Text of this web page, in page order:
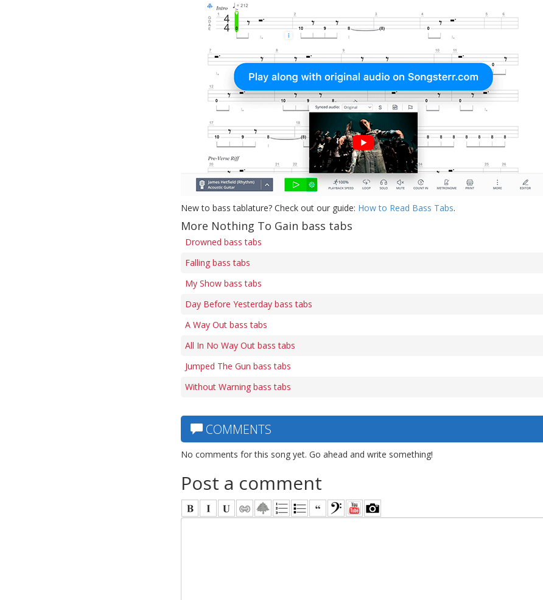
New to bass tablature? Check out our guide: How to Read Bass Tabs.
More Nothing To Gain bass tabs
Drowned bass tabs
Falling bass tabs
My Show bass tabs
Day Before Yesterday bass tabs
A Way Out bass tabs
All In No Way Out bass tabs
Jumped The Gun bass tabs
Without Warning bass tabs
COMMENTS
No comments for this song yet. Go ahead and write something!
Post a comment